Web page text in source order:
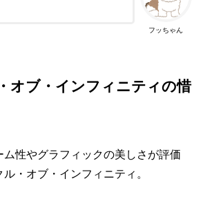
フッちゃん
オブ・インフィニティの惜
ム性やグラフィックの美しさが評価
・オブ・インフィニティ。